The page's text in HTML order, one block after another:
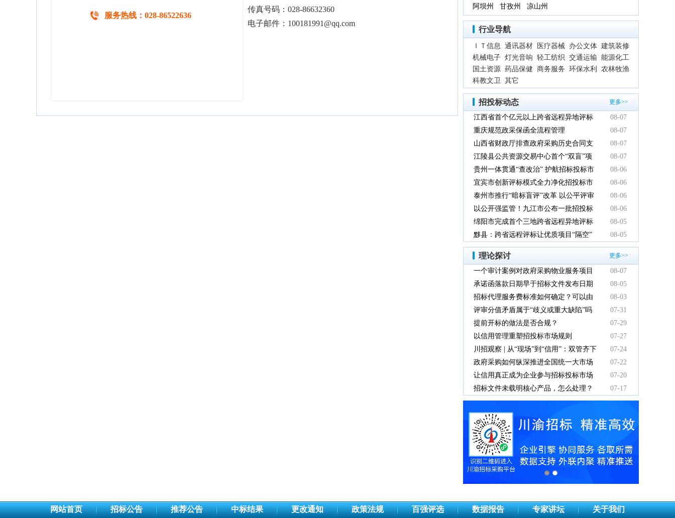
服务热线：028-86522636
传真号码：028-86632360
电子邮件：100181991@qq.com
阿坝州
甘孜州 凉山州
行业导航
ＩＴ信息 通讯器材 医疗器械 办公文体 建筑装修
机械电子 灯光音响 轻工纺织 交通运输 能源化工
国土资源 药品保健 商务服务 环保水利
农林牧渔
科教文卫 其它
招投标动态 更多>>
江西省首个亿元以上跨省远程异地评标
项目在鹰潭市完成
08-07
重庆规范政采保函全流程管理
08-07
山西省财政厅排查政府采购历史合同支
付情况
08-07
江陵县公共资源交易中心首个“双盲”项
目顺利完成
08-07
贵州一体贯通“查改治” 护航招标投标市
场规范健康发展
08-06
宜宾市创新评标模式全力净化招投标市
场环境
08-06
泰州市推行“暗标盲评”改革 以公平评审
推动政府采购提质增效
08-06
以公开强监管！九江市公布一批招投标
领域系统整治典型案例
08-06
绵阳市完成首个三地跨省远程异地评标
项目
08-05
黟县：跨省远程评标让优质项目“隔空”
落地
08-05
理论探讨 更多>>
一个审计案例对政府采购物业服务项目
的警示
08-07
承诺函落款日期早于招标文件发布日期
有效吗
08-05
招标代理服务费标准如何确定？可以由
中标人支付吗？
08-03
评审分值矛盾属于“歧义或重大缺陷”吗
07-31
提前开标的做法是否合规？
07-29
以信用管理重塑招投标市场规则
07-27
川招观察 | 从“现场”到“信用”：双管齐下
重塑招投标新秩序
07-24
政府采购如何纵深推进全国统一大市场
建设
07-22
让信用真正成为企业参与招标投标市场
竞争的“通行证”
07-20
招标文件未载明核心产品，怎么处理？
07-17
网站首页 招标公告 推荐公告 中标结果 更改通知 政策法规 百强评选 数据报告 专家讲坛 关于我们